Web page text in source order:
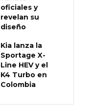
oficiales y
revelan su
diseño
Kia lanza la
Sportage X-
Line HEV y el
K4 Turbo en
Colombia